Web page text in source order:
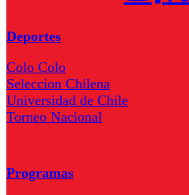
Deportes
Colo Colo
Seleccion Chilena
Universidad de Chile
Torneo Nacional
Programas